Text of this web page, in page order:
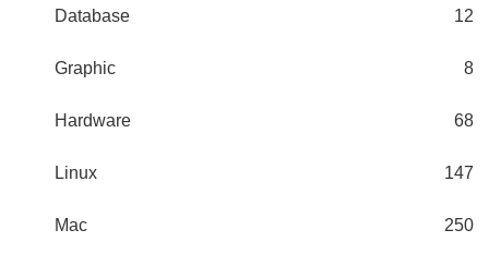
Database 12
Graphic 8
Hardware 68
Linux 147
Mac 250